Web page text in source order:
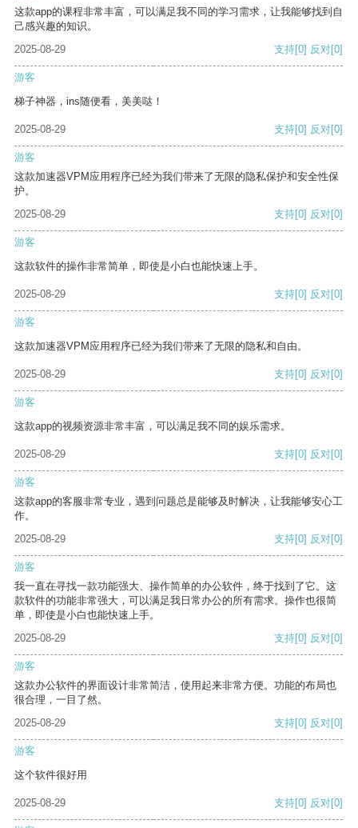
这款app的课程非常丰富，可以满足我不同的学习需求，让我能够找到自
己感兴趣的知识。
2025-08-29
支持[0] 反对[0]
游客
梯子神器，ins随便看，美美哒！
2025-08-29 支持[0] 反对[0]
游客
这款加速器VPM应用程序已经为我们带来了无限的隐私保护和安全性保
护。
2025-08-29
支持[0] 反对[0]
游客
这款软件的操作非常简单，即使是小白也能快速上手。
2025-08-29 支持[0] 反对[0]
游客
这款加速器VPM应用程序已经为我们带来了无限的隐私和自由。
2025-08-29 支持[0] 反对[0]
游客
这款app的视频资源非常丰富，可以满足我不同的娱乐需求。
2025-08-29 支持[0] 反对[0]
游客
这款app的客服非常专业，遇到问题总是能够及时解决，让我能够安心工
作。
2025-08-29
支持[0] 反对[0]
游客
我一直在寻找一款功能强大、操作简单的办公软件，终于找到了它。这
款软件的功能非常强大，可以满足我日常办公的所有需求。操作也很简
单，即使是小白也能快速上手。
2025-08-29
支持[0] 反对[0]
游客
这款办公软件的界面设计非常简洁，使用起来非常方便。功能的布局也
很合理，一目了然。
2025-08-29
支持[0] 反对[0]
游客
这个软件很好用
2025-08-29 支持[0] 反对[0]